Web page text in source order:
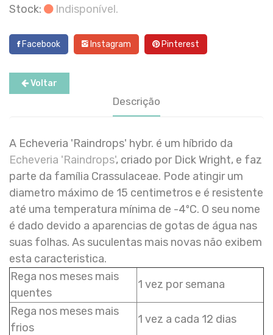
Stock:
Indisponível.
Facebook Instagram Pinterest
Voltar
Descrição
A Echeveria 'Raindrops' hybr. é um híbrido da
Echeveria 'Raindrops', criado por Dick Wright, e faz
parte da família Crassulaceae. Pode atingir um
diametro máximo de 15 centimetros e é resistente
até uma temperatura mínima de -4ºC. O seu nome
é dado devido a aparencias de gotas de água nas
suas folhas. As suculentas mais novas não exibem
esta caracteristica.
Rega nos meses mais
quentes
1 vez por semana
Rega nos meses mais
frios
1 vez a cada 12 dias